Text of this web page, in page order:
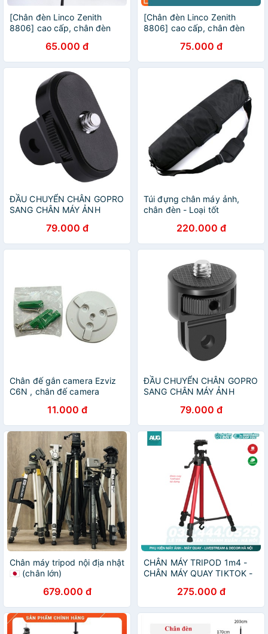
[Chân đèn Linco Zenith
8806] cao cấp, chân đèn
65.000 đ
[Chân đèn Linco Zenith
8806] cao cấp, chân đèn
75.000 đ
ĐẦU CHUYỂN CHÂN GOPRO
SANG CHÂN MÁY ẢNH
79.000 đ
Túi đựng chân máy ảnh,
chân đèn - Loại tốt
220.000 đ
Chân đế gắn camera Ezviz
C6N , chân đế camera
11.000 đ
ĐẦU CHUYỂN CHÂN GOPRO
SANG CHÂN MÁY ẢNH
79.000 đ
Chân máy tripod nội địa nhật
🇯🇵 (chân lớn)
679.000 đ
CHÂN MÁY TRIPOD 1m4 -
CHÂN MÁY QUAY TIKTOK -
AUG CAMERA HÀ NỘI
275.000 đ